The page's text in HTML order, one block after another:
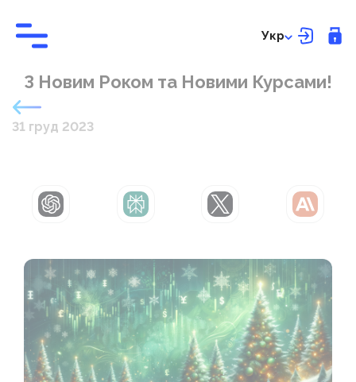
Укр
З Новим Роком та Новими Курсами!
31 груд 2023
ChatGPT Perplexity Grok Claude